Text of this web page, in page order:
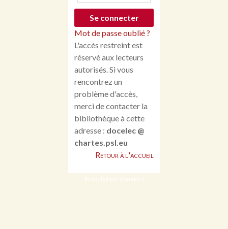
Mot de passe oublié ?
L'accès restreint est
réservé aux lecteurs
autorisés. Si vous
rencontrez un
problème d'accès,
merci de contacter la
bibliothèque à cette
adresse : docelec @
chartes.psl.eu
Retour à l'accueil
Propulsé par Omeka S